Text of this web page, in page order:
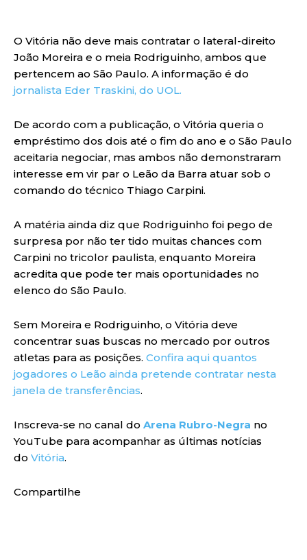
O Vitória não deve mais contratar o lateral-direito
João Moreira e o meia Rodriguinho, ambos que
pertencem ao São Paulo. A informação é do
jornalista Eder Traskini, do UOL.
De acordo com a publicação, o Vitória queria o
empréstimo dos dois até o fim do ano e o São Paulo
aceitaria negociar, mas ambos não demonstraram
interesse em vir par o Leão da Barra atuar sob o
comando do técnico Thiago Carpini.
A matéria ainda diz que Rodriguinho foi pego de
surpresa por não ter tido muitas chances com
Carpini no tricolor paulista, enquanto Moreira
acredita que pode ter mais oportunidades no
elenco do São Paulo.
Sem Moreira e Rodriguinho, o Vitória deve
concentrar suas buscas no mercado por outros
atletas para as posições. Confira aqui quantos
jogadores o Leão ainda pretende contratar nesta
janela de transferências.
Inscreva-se no canal do Arena Rubro-Negra no
YouTube para acompanhar as últimas notícias
do Vitória.
Compartilhe